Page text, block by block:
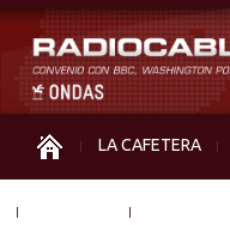
LA CAFETERA